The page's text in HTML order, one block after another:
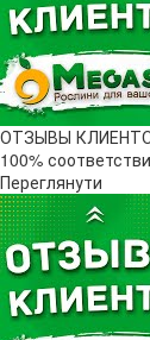
ОТЗЫВЫ
100%
Переглянути